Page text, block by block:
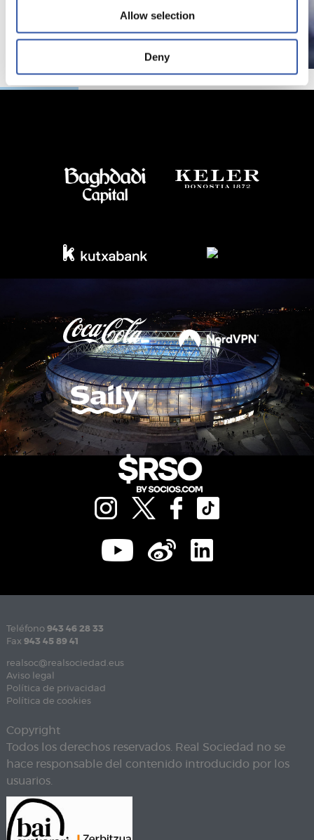
Allow selection
Deny
Teléfono 943 46 28 33
Fax 943 45 89 41
realsoc@realsociedad.eus
Aviso legal
Política de privacidad
Política de cookies
Copyright
Todos los derechos reservados. Real Sociedad no se
hace responsable del contenido introducido por los
usuarios.